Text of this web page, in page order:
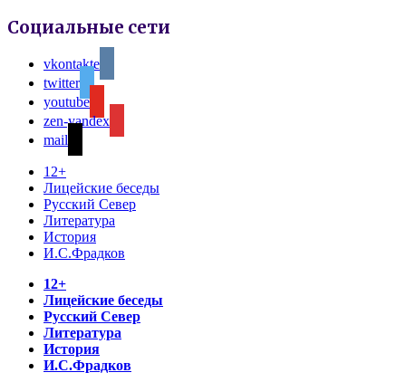
Социальные сети
vkontakte
twitter
youtube
zen-yandex
mail
12+
Лицейские беседы
Русский Север
Литература
История
И.С.Фрадков
12+
Лицейские беседы
Русский Север
Литература
История
И.С.Фрадков